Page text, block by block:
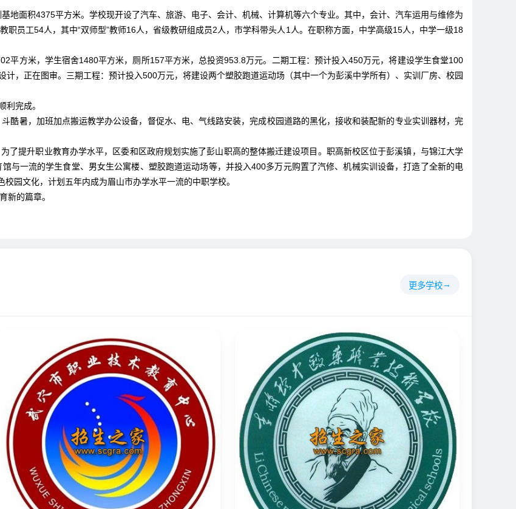
地面积4375平方米。学校现开设了汽车、旅游、电子、会计、机械、计算机等六个专业。其中，会计、汽车运用与维修为
员工54人，其中“双师型”教师16人，省级教研组成员2人，市学科带头人1人。在职称方面，中学高级15人，中学一级18
平方米，学生宿舍1480平方米，厕所157平方米，总投资953.8万元。二期工程：预计投入450万元，将建设学生食堂100
，正在图审。三期工程：预计投入500万元，将建设两个塑胶跑道运动场（其中一个为彭溪中学所有）、实训厂房、校园
利完成。
酷暑，加班加点搬运教学办公设备，督促水、电、气线路安装，完成校园道路的黑化，接收和装配新的专业实训器材，完
提升职业教育办学水平，区委和区政府规划实施了彭山职高的整体搬迁建设项目。职高新校区位于彭溪镇，与锦江大学
与一流的学生食堂、男女生公寓楼、塑胶跑道运动场等，并投入400多万元购置了汽修、机械实训设备，打造了全新的电
校园文化，计划五年内成为眉山市办学水平一流的中职学校。
的篇章。
更多学校